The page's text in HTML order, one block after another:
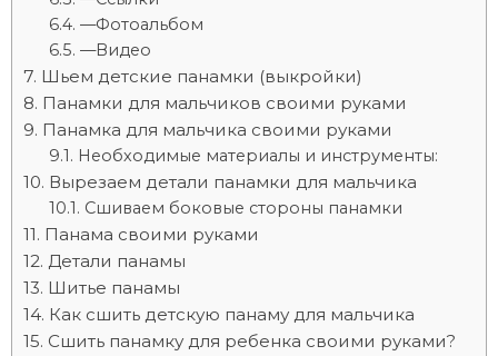
—Фотоальбом
—Видео
Шьем детские панамки (выкройки)
Панамки для мальчиков своими руками
Панамка для мальчика своими руками
Необходимые материалы и инструменты:
Вырезаем детали панамки для мальчика
Сшиваем боковые стороны панамки
Панама своими руками
Детали панамы
Шитье панамы
Как сшить детскую панаму для мальчика
Сшить панамку для ребенка своими руками?